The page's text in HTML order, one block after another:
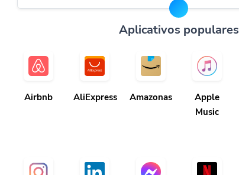
Aplicativos populares
Airbnb AliExpress Amazonas
Apple
Music